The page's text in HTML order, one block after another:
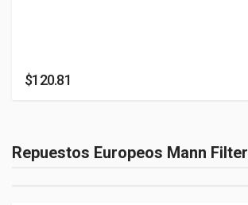
$120.81
Repuestos Europeos Mann Filter